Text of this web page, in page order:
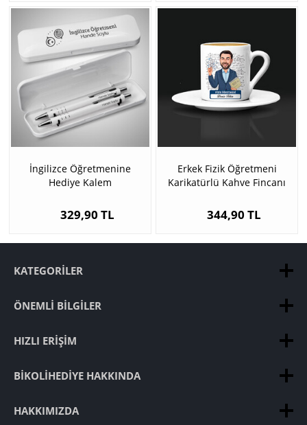
İngilizce Öğretmenine
Hediye Kalem
329,90 TL
Erkek Fizik Öğretmeni
Karikatürlü Kahve Fincanı
344,90 TL
KATEGORILER
ÖNEMLI BILGILER
HIZLI ERIŞIM
BIKOLIHEDIYE HAKKINDA
HAKKIMIZDA